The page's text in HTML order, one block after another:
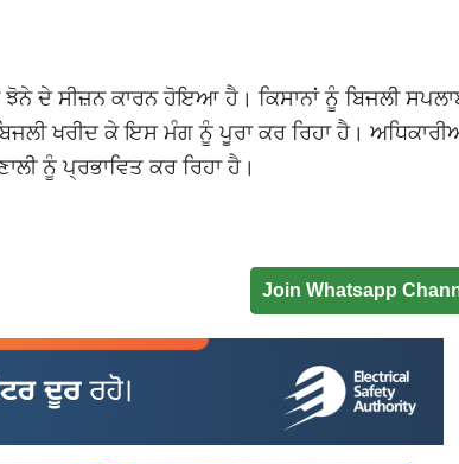
ਝੋਨੇ ਦੇ ਸੀਜ਼ਨ ਕਾਰਨ ਹੋਇਆ ਹੈ। ਕਿਸਾਨਾਂ ਨੂੰ ਬਿਜਲੀ
ਖਰੀਦ ਕੇ ਇਸ ਮੰਗ ਨੂੰ ਪੂਰਾ ਕਰ ਰਿਹਾ ਹੈ।
ਨੂੰ ਪ੍ਰਭਾਵਿਤ ਕਰ ਰਿਹਾ ਹੈ।
Join Whatsapp